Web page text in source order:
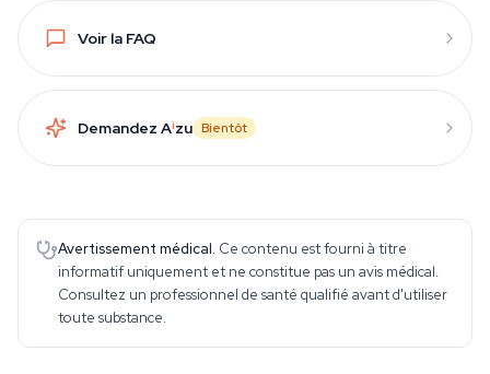
Voir la FAQ
Demandez Aizu Bientôt
Avertissement médical. Ce contenu est fourni à titre
informatif uniquement et ne constitue pas un avis médical.
Consultez un professionnel de santé qualifié avant d'utiliser
toute substance.